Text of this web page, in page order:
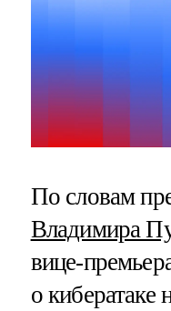
По словам
Владимира
вице-
о кибератаке